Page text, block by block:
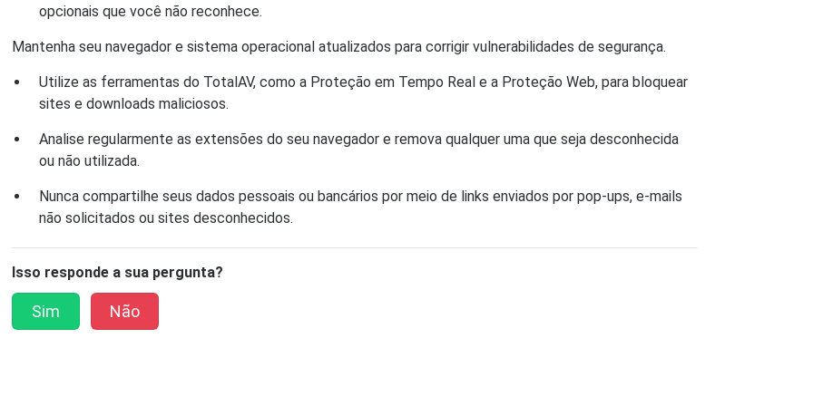
opcionais que você não reconhece.
Mantenha seu navegador e sistema operacional atualizados para corrigir vulnerabilidades de segurança.
Utilize as ferramentas do TotalAV, como a Proteção em Tempo Real e a Proteção Web, para bloquear
sites e downloads maliciosos.
Analise regularmente as extensões do seu navegador e remova qualquer uma que seja desconhecida
ou não utilizada.
Nunca compartilhe seus dados pessoais ou bancários por meio de links enviados por pop-ups, e-mails
não solicitados ou sites desconhecidos.
Isso responde a sua pergunta?
Sim Não